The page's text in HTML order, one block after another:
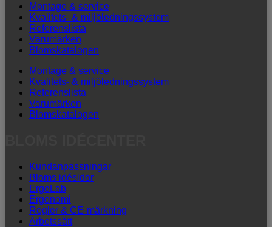
Montage & service
Kvalitets- & miljöledningssystem
Referenslista
Varumärken
Blomskatalogen
Montage & service
Kvalitets- & miljöledningssystem
Referenslista
Varumärken
Blomskatalogen
Kundanpassningar
Bloms idésidor
ErgoLab
Ergonomi
Regler & CE-märkning
Arbetssätt